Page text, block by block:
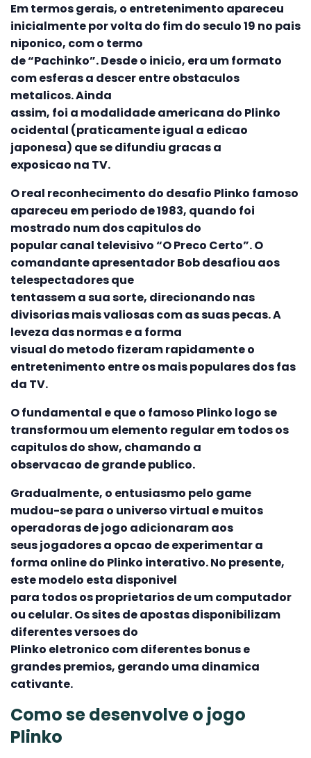
Em termos gerais, o entretenimento apareceu
inicialmente por volta do fim do seculo 19 no pais
niponico, com o termo
de “Pachinko”. Desde o inicio, era um formato
com esferas a descer entre obstaculos
metalicos. Ainda
assim, foi a modalidade americana do Plinko
ocidental (praticamente igual a edicao
japonesa) que se difundiu gracas a
exposicao na TV.
O real reconhecimento do desafio Plinko famoso
apareceu em periodo de 1983, quando foi
mostrado num dos capitulos do
popular canal televisivo “O Preco Certo”. O
comandante apresentador Bob desafiou aos
telespectadores que
tentassem a sua sorte, direcionando nas
divisorias mais valiosas com as suas pecas. A
leveza das normas e a forma
visual do metodo fizeram rapidamente o
entretenimento entre os mais populares dos fas
da TV.
O fundamental e que o famoso Plinko logo se
transformou um elemento regular em todos os
capitulos do show, chamando a
observacao de grande publico.
Gradualmente, o entusiasmo pelo game
mudou-se para o universo virtual e muitos
operadoras de jogo adicionaram aos
seus jogadores a opcao de experimentar a
forma online do Plinko interativo. No presente,
este modelo esta disponivel
para todos os proprietarios de um computador
ou celular. Os sites de apostas disponibilizam
diferentes versoes do
Plinko eletronico com diferentes bonus e
grandes premios, gerando uma dinamica
cativante.
Como se desenvolve o jogo
Plinko